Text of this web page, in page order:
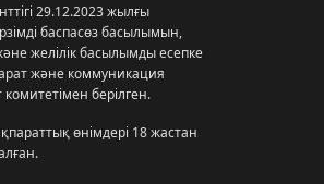
29.12.2023 жылғы
баспасөз басылымын,
желілік басылымды есепке
және коммуникация
комитетімен берілген.
өнімдері 18 жастан